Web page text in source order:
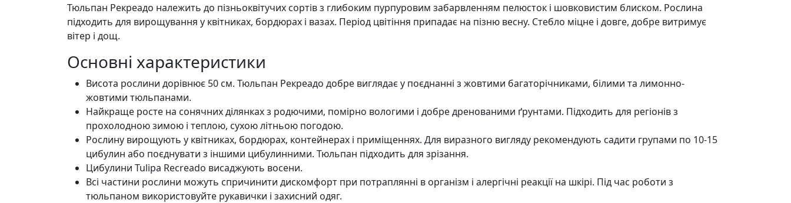
Тюльпан Рекреадо належить до пізньоквітучих сортів з глибоким пурпуровим забарвленням пелюсток і шовковистим блиском. Рослина
підходить для вирощування у квітниках, бордюрах і вазах. Період цвітіння припадає на пізню весну. Стебло міцне і довге, добре витримує
вітер і дощ.
Основні характеристики
Висота рослини дорівнює 50 см. Тюльпан Рекреадо добре виглядає у поєднанні з жовтими багаторічниками, білими та лимонно-
жовтими тюльпанами.
Найкраще росте на сонячних ділянках з родючими, помірно вологими і добре дренованими ґрунтами. Підходить для регіонів з
прохолодною зимою і теплою, сухою літньою погодою.
Рослину вирощують у квітниках, бордюрах, контейнерах і приміщеннях. Для виразного вигляду рекомендують садити групами по 10-15
цибулин або поєднувати з іншими цибулинними. Тюльпан підходить для зрізання.
Цибулини Tulipa Recreado висаджують восени.
Всі частини рослини можуть спричинити дискомфорт при потраплянні в організм і алергічні реакції на шкірі. Під час роботи з
тюльпаном використовуйте рукавички і захисний одяг.